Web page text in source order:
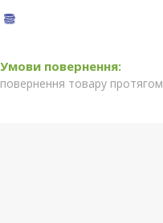
повернення товару протягом